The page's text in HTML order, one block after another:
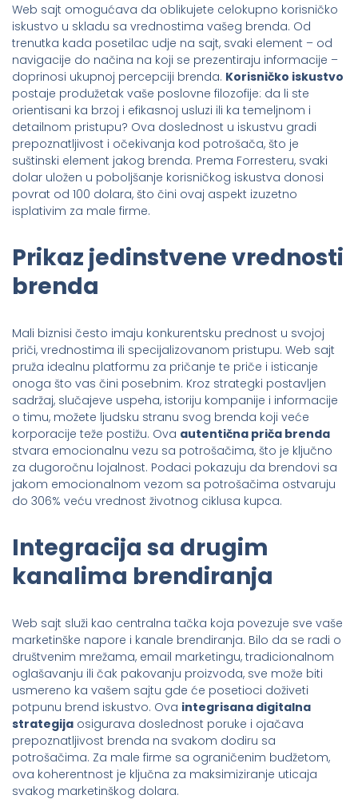
Web sajt omogućava da oblikujete celokupno korisničko
iskustvo u skladu sa vrednostima vašeg brenda. Od
trenutka kada posetilac udje na sajt, svaki element – od
navigacije do načina na koji se prezentiraju informacije –
doprinosi ukupnoj percepciji brenda. Korisničko iskustvo
postaje produžetak vaše poslovne filozofije: da li ste
orientisani ka brzoj i efikasnoj usluzi ili ka temeljnom i
detailnom pristupu? Ova doslednost u iskustvu gradi
prepoznatljivost i očekivanja kod potrošača, što je
suštinski element jakog brenda. Prema Forresteru, svaki
dolar uložen u poboljšanje korisničkog iskustva donosi
povrat od 100 dolara, što čini ovaj aspekt izuzetno
isplativim za male firme.
Prikaz jedinstvene vrednosti
brenda
Mali biznisi često imaju konkurentsku prednost u svojoj
priči, vrednostima ili specijalizovanom pristupu. Web sajt
pruža idealnu platformu za pričanje te priče i isticanje
onoga što vas čini posebnim. Kroz strategki postavljen
sadržaj, slučajeve uspeha, istoriju kompanije i informacije
o timu, možete ljudsku stranu svog brenda koji veće
korporacije teže postižu. Ova autentična priča brenda
stvara emocionalnu vezu sa potrošačima, što je ključno
za dugoročnu lojalnost. Podaci pokazuju da brendovi sa
jakom emocionalnom vezom sa potrošačima ostvaruju
do 306% veću vrednost životnog ciklusa kupca.
Integracija sa drugim
kanalima brendiranja
Web sajt služi kao centralna tačka koja povezuje sve vaše
marketinške napore i kanale brendiranja. Bilo da se radi o
društvenim mrežama, email marketingu, tradicionalnom
oglašavanju ili čak pakovanju proizvoda, sve može biti
usmereno ka vašem sajtu gde će posetioci doživeti
potpunu brend iskustvo. Ova integrisana digitalna
strategija osigurava doslednost poruke i ojačava
prepoznatljivost brenda na svakom dodiru sa
potrošačima. Za male firme sa ograničenim budžetom,
ova koherentnost je ključna za maksimiziranje uticaja
svakog marketinškog dolara.